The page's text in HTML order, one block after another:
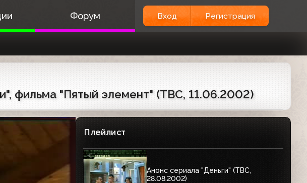
Форум Вход Регистрация
фильма "Пятый элемент" (ТВС, 11.06.2002)
Плейлист
Анонс сериала "Деньги" (ТВС,
28.08.2002)